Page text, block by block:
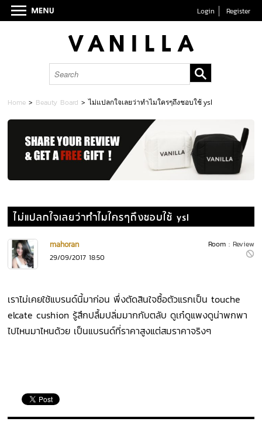
Login Register
Home > Beauty Board >ไม่แปลกใจเลยว่าทำไมใครๆถึงชอบใช้ ysl
ไม่แปลกใจเลยว่าทำไมใครๆถึงชอบใช้ ysl
Room : Review
mahoran
29/09/2017 18:50
เราไม่เคยใช้แบรนด์นี้มาก่อน พึ่งตัดสินใจซื้อตัวแรกเป็น touche
elcate cushion รู้สึกปลื้มปลิ่มมากกับตลับ ดูเก๋ดูแพงดูน่าพกพา
ไปไหนมาไหนด้วย เป็นแบรนด์ที่ราคาสูงแต่สมราคาจริงๆ